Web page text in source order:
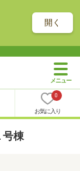
開く
0
お気に入り
号棟